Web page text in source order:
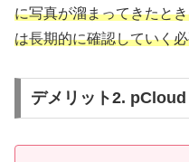
に写真が溜まってきたと
は長期的に確認していく
デメリット2.